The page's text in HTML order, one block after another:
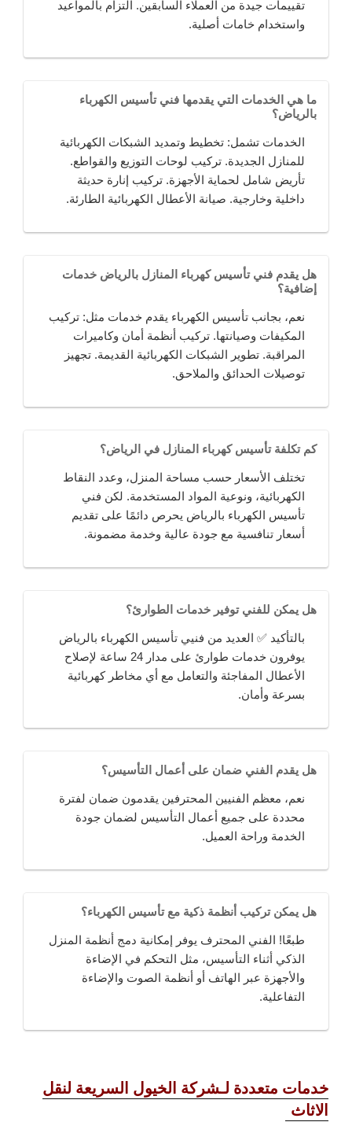
تقييمات جيدة من العملاء السابقين. التزام بالمواعيد
واستخدام خامات أصلية.
ما هي الخدمات التي يقدمها فني تأسيس الكهرباء
بالرياض؟
الخدمات تشمل: تخطيط وتمديد الشبكات الكهربائية
للمنازل الجديدة. تركيب لوحات التوزيع والقواطع.
تأريض شامل لحماية الأجهزة. تركيب إنارة حديثة
داخلية وخارجية. صيانة الأعطال الكهربائية الطارئة.
هل يقدم فني تأسيس كهرباء المنازل بالرياض خدمات
إضافية؟
نعم، بجانب تأسيس الكهرباء يقدم خدمات مثل: تركيب
المكيفات وصيانتها. تركيب أنظمة أمان وكاميرات
المراقبة. تطوير الشبكات الكهربائية القديمة. تجهيز
توصيلات الحدائق والملاحق.
كم تكلفة تأسيس كهرباء المنازل في الرياض؟
تختلف الأسعار حسب مساحة المنزل، وعدد النقاط
الكهربائية، ونوعية المواد المستخدمة. لكن فني
تأسيس الكهرباء بالرياض يحرص دائمًا على تقديم
أسعار تنافسية مع جودة عالية وخدمة مضمونة.
هل يمكن للفني توفير خدمات الطوارئ؟
بالتأكيد ✅ العديد من فنيي تأسيس الكهرباء بالرياض
يوفرون خدمات طوارئ على مدار 24 ساعة لإصلاح
الأعطال المفاجئة والتعامل مع أي مخاطر كهربائية
بسرعة وأمان.
هل يقدم الفني ضمان على أعمال التأسيس؟
نعم، معظم الفنيين المحترفين يقدمون ضمان لفترة
محددة على جميع أعمال التأسيس لضمان جودة
الخدمة وراحة العميل.
هل يمكن تركيب أنظمة ذكية مع تأسيس الكهرباء؟
طبعًا! الفني المحترف يوفر إمكانية دمج أنظمة المنزل
الذكي أثناء التأسيس، مثل التحكم في الإضاءة
والأجهزة عبر الهاتف أو أنظمة الصوت والإضاءة
التفاعلية.
خدمات متعددة لـشركة الخيول السريعة لنقل
الاثاث